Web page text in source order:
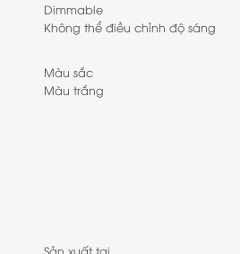
Dimmable
Không thể điều chỉnh độ sáng
Màu sắc
Màu trắng
Sản xuất tại